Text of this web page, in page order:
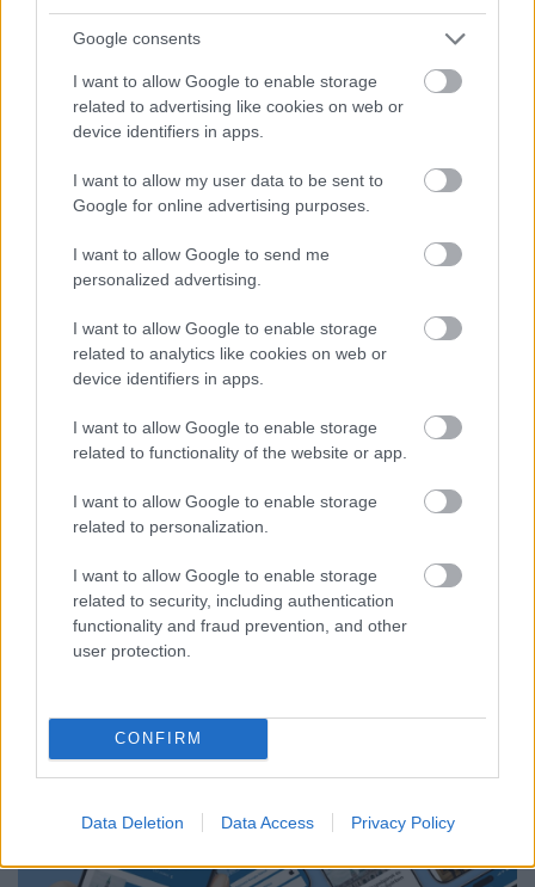
Google consents
I want to allow Google to enable storage
related to advertising like cookies on web or
device identifiers in apps.
I want to allow my user data to be sent to
Google for online advertising purposes.
I want to allow Google to send me
personalized advertising.
I want to allow Google to enable storage
related to analytics like cookies on web or
device identifiers in apps.
I want to allow Google to enable storage
related to functionality of the website or app.
I want to allow Google to enable storage
related to personalization.
I want to allow Google to enable storage
related to security, including authentication
functionality and fraud prevention, and other
user protection.
CONFIRM
Data Deletion Data Access Privacy Policy
KÁNIKULA-AKTUÁL: MEGHOSSZABBÍTOTTÁK A
HŐSÉGRIASZTÁST, A KÖVETKEZŐ 48 ÓRA LEHET A
SZEMPONTJÁBÓL, DE AZ UTOLSÓ PAKSI TURBINA
EGYELŐRE KITART
A Védelmi Munkacsoport szerint egyelőre stabil az ország
villamosenergia-rendszere, de továbbra is takarékosságra kérik
a lakosságot és a nagyfogyasztókat.